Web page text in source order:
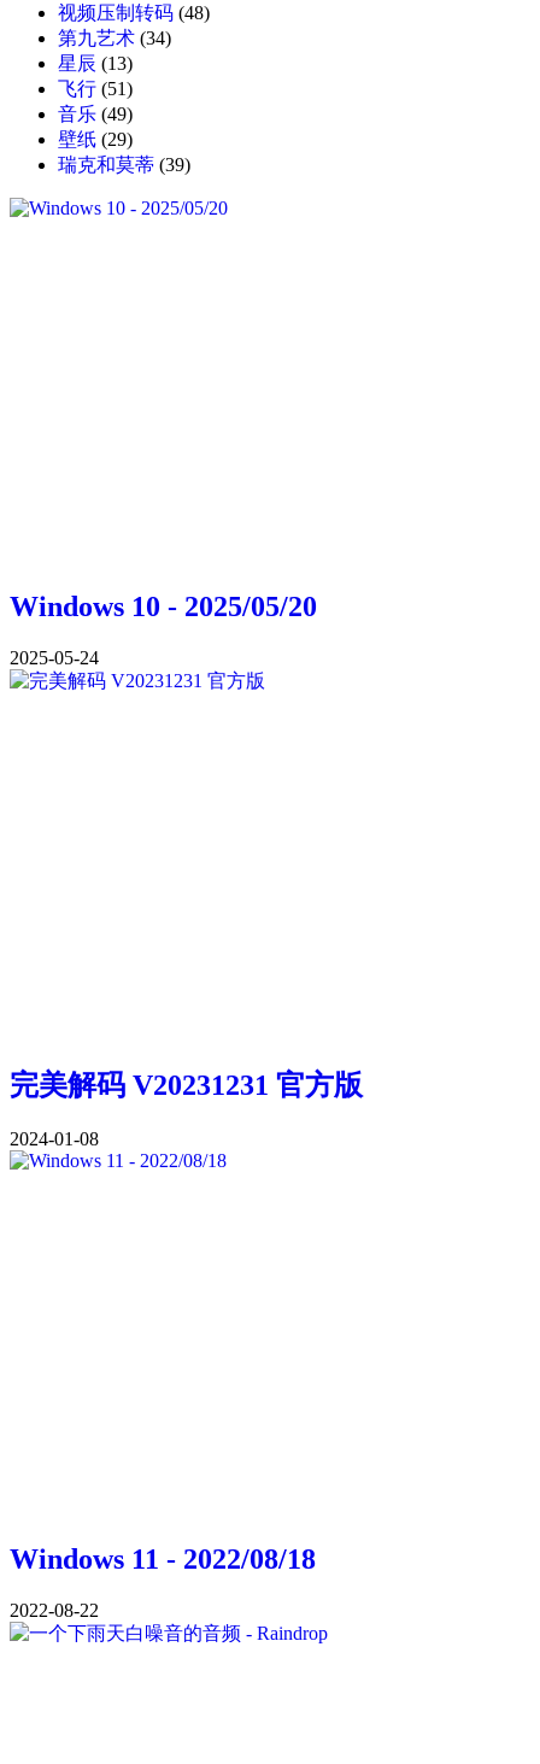
视频压制转码 (48)
第九艺术 (34)
星辰 (13)
飞行 (51)
音乐 (49)
壁纸 (29)
瑞克和莫蒂 (39)
Windows 10 - 2025/05/20
2025-05-24
完美解码 V20231231 官方版
2024-01-08
Windows 11 - 2022/08/18
2022-08-22